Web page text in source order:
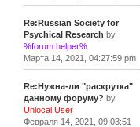
Re:Russian Society for
Psychical Research by
%forum.helper%
Марта 14, 2021, 04:27:59 pm
Re:Нужна-ли "раскрутка"
данному форуму? by
Unlocal User
Февраля 14, 2021, 09:03:51